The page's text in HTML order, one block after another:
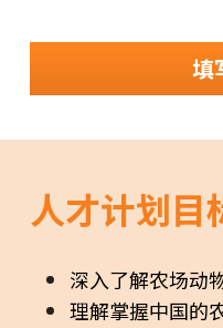
填
人才计划目
深入了解农场动
理解掌握中国的